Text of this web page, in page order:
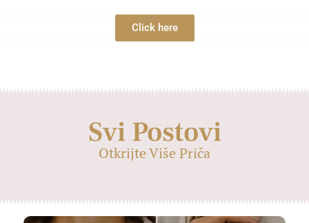
Click here
Svi Postovi
Otkrijte Više Priča